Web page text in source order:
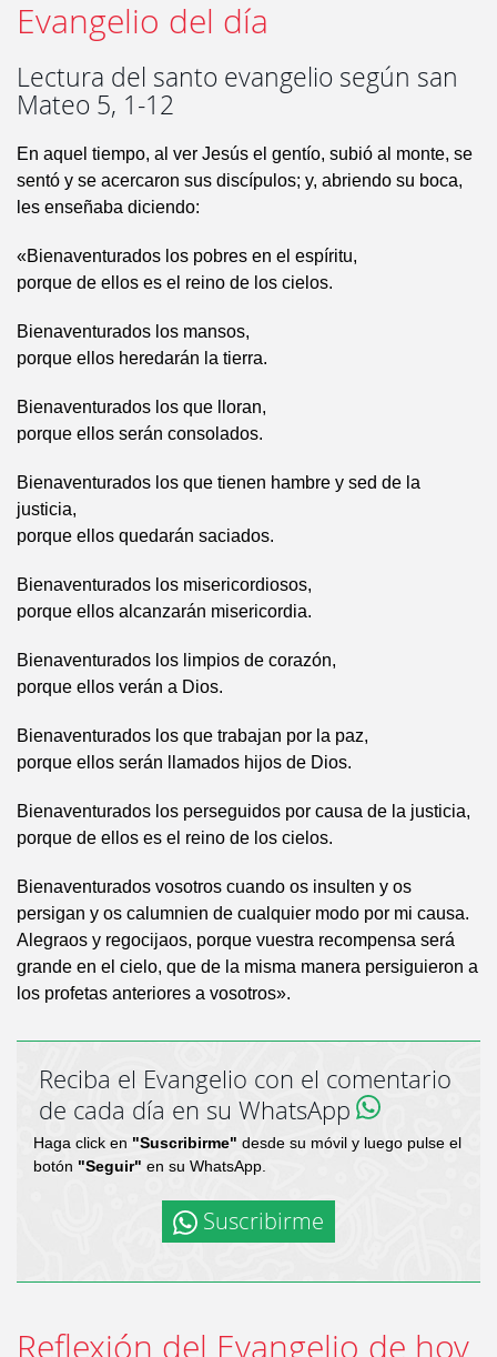
Evangelio del día
Lectura del santo evangelio según san
Mateo 5, 1-12
En aquel tiempo, al ver Jesús el gentío, subió al monte, se
sentó y se acercaron sus discípulos; y, abriendo su boca,
les enseñaba diciendo:
«Bienaventurados los pobres en el espíritu,
porque de ellos es el reino de los cielos.
Bienaventurados los mansos,
porque ellos heredarán la tierra.
Bienaventurados los que lloran,
porque ellos serán consolados.
Bienaventurados los que tienen hambre y sed de la
justicia,
porque ellos quedarán saciados.
Bienaventurados los misericordiosos,
porque ellos alcanzarán misericordia.
Bienaventurados los limpios de corazón,
porque ellos verán a Dios.
Bienaventurados los que trabajan por la paz,
porque ellos serán llamados hijos de Dios.
Bienaventurados los perseguidos por causa de la justicia,
porque de ellos es el reino de los cielos.
Bienaventurados vosotros cuando os insulten y os
persigan y os calumnien de cualquier modo por mi causa.
Alegraos y regocijaos, porque vuestra recompensa será
grande en el cielo, que de la misma manera persiguieron a
los profetas anteriores a vosotros».
Reciba el Evangelio con el comentario
de cada día en su WhatsApp
Haga click en "Suscribirme" desde su móvil y luego pulse el
botón "Seguir" en su WhatsApp.
Suscribirme
Reflexión del Evangelio de hoy